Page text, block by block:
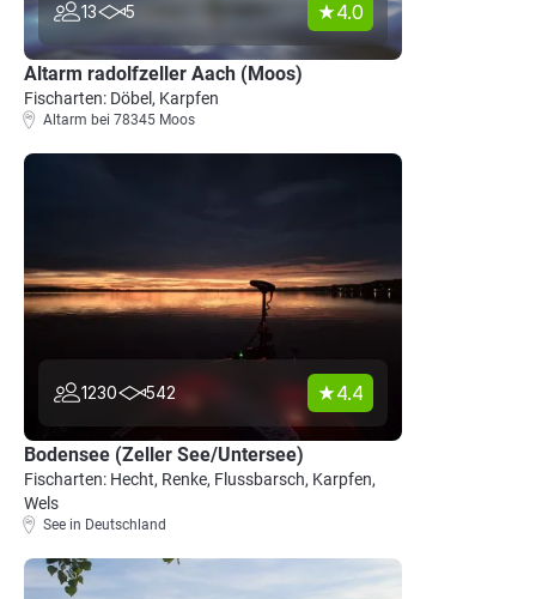
13 5 4.0
Altarm radolfzeller Aach (Moos)
Fischarten: Döbel, Karpfen
Altarm bei 78345 Moos
1230 542 4.4
Bodensee (Zeller See/Untersee)
Fischarten: Hecht, Renke, Flussbarsch, Karpfen,
Wels
See in Deutschland